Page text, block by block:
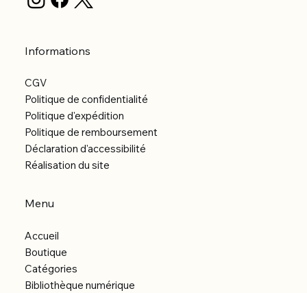
Informations
CGV
Politique de confidentialité
Politique d'expédition
Politique de remboursement
Déclaration d'accessibilité
Réalisation du site
Menu
Accueil
Boutique
Catégories
Bibliothèque numérique